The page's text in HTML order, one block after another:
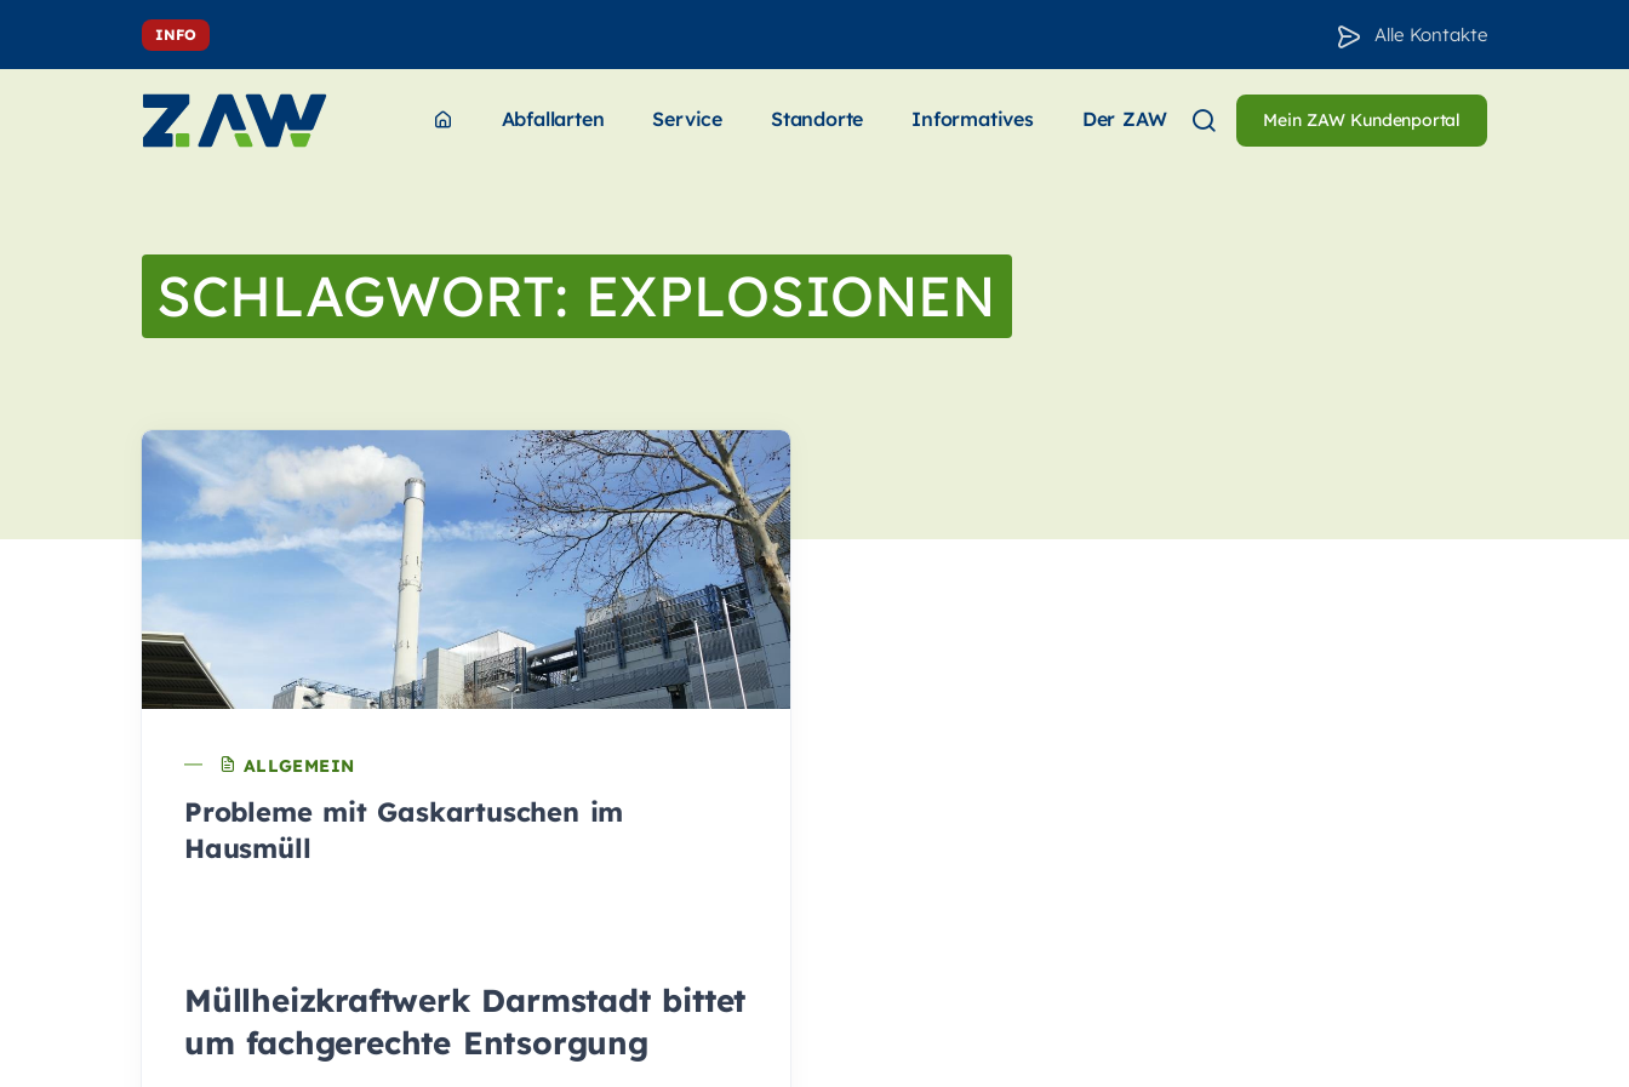
INFO Alle Kontakte
Abfallarten Service Standorte Informatives Der ZAW Mein ZAW Kundenportal
SCHLAGWORT: EXPLOSIONEN
ALLGEMEIN
Probleme mit Gaskartuschen im
Hausmüll
Müllheizkraftwerk Darmstadt bittet
um fachgerechte Entsorgung